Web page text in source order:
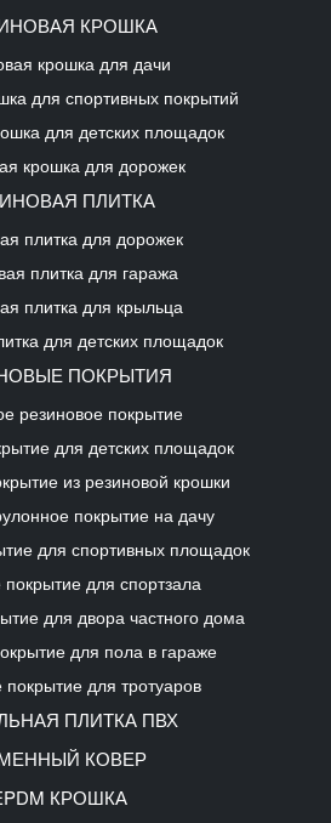
КРОШКА
крошка для дачи
для спортивных покрытий
для детских площадок
крошка для дорожек
ПЛИТКА
плитка для дорожек
плитка для гаража
плитка для крыльца
для детских площадок
ПОКРЫТИЯ
резиновое покрытие
для детских площадок
из резиновой крошки
покрытие на дачу
для спортивных площадок
покрытие для спортзала
для двора частного дома
для пола в гараже
покрытие для тротуаров
ПЛИТКА ПВХ
КОВЕР
КРОШКА